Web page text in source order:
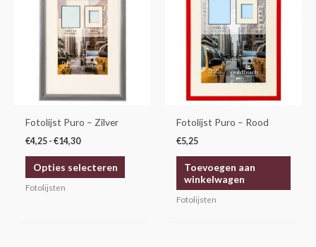
Fotolijst Puro – Zilver
€4,25 - €14,30
€14,30
Opties selecteren
kan
productpagina
Fotolijsten
Fotolijst Puro – Rood
€5,25
Toevoegen aan
winkelwagen
Fotolijsten